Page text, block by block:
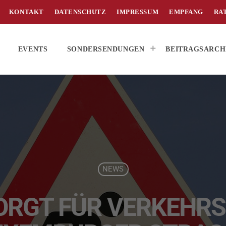
KONTAKT DATENSCHUTZ IMPRESSUM EMPFANG
EVENTS SONDERSENDUNGEN
NEWS
FÜR